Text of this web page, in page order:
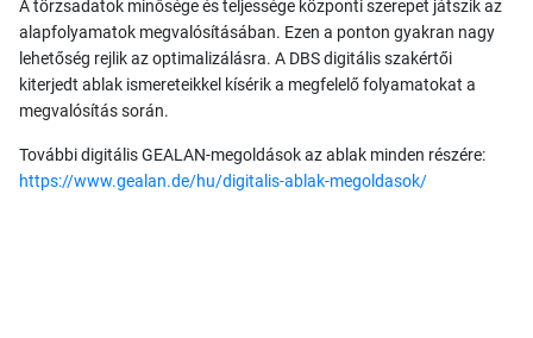
A törzsadatok minősége és teljessége központi szerepet játszik az
alapfolyamatok megvalósításában. Ezen a ponton gyakran nagy
lehetőség rejlik az optimalizálásra. A DBS digitális szakértői
kiterjedt ablak ismereteikkel kísérik a megfelelő folyamatokat a
megvalósítás során.
További digitális GEALAN-megoldások az ablak minden részére:
https://www.gealan.de/hu/digitalis-ablak-megoldasok/